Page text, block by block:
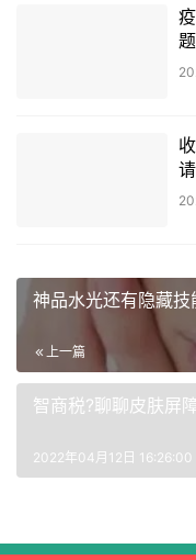
神品水光还有隐藏
上一篇
智商税?聊聊皮肤屏
2022年04月12日 16:26:00